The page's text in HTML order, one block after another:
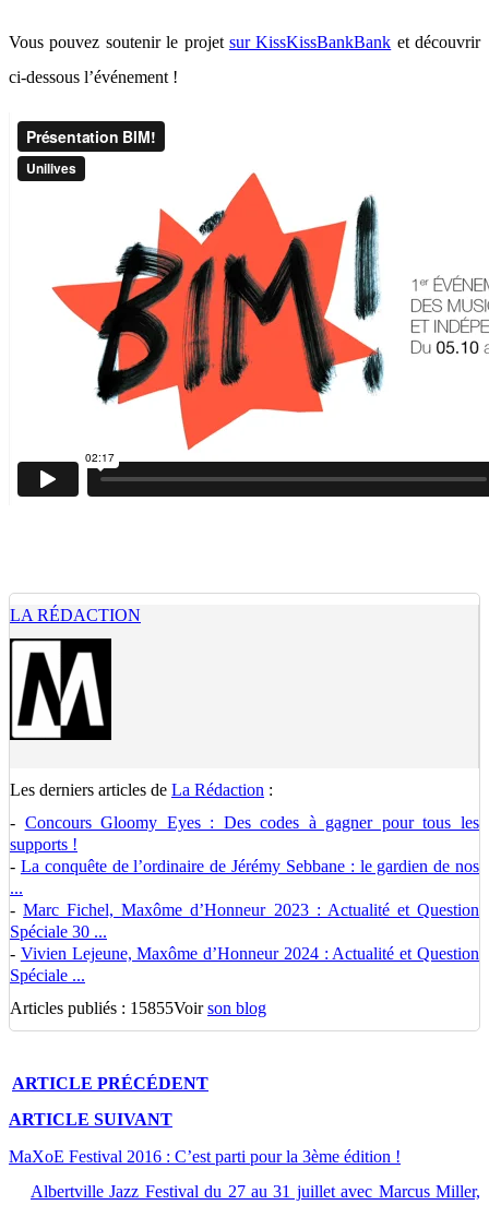
Vous pouvez soutenir le projet sur KissKissBankBank et découvrir
ci-dessous l’événement !
LA RÉDACTION
Les derniers articles de La Rédaction :
- Concours Gloomy Eyes : Des codes à gagner pour tous les
supports !
- La conquête de l’ordinaire de Jérémy Sebbane : le gardien de nos
...
-Marc Fichel, Maxôme d’Honneur 2023 : Actualité et Question
Spéciale 30 ...
- Vivien Lejeune, Maxôme d’Honneur 2024 : Actualité et Question
Spéciale ...
Articles publiés : 15855Voirson blog
ARTICLE PRÉCÉDENT
ARTICLE SUIVANT
MaXoE Festival 2016 : C’est parti pour la 3ème édition !
Albertville Jazz Festival du 27 au 31 juillet avec Marcus Miller,